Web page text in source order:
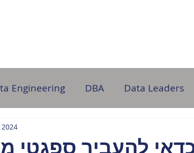
Engineering DBA Data Leaders
להעביר ספגטי